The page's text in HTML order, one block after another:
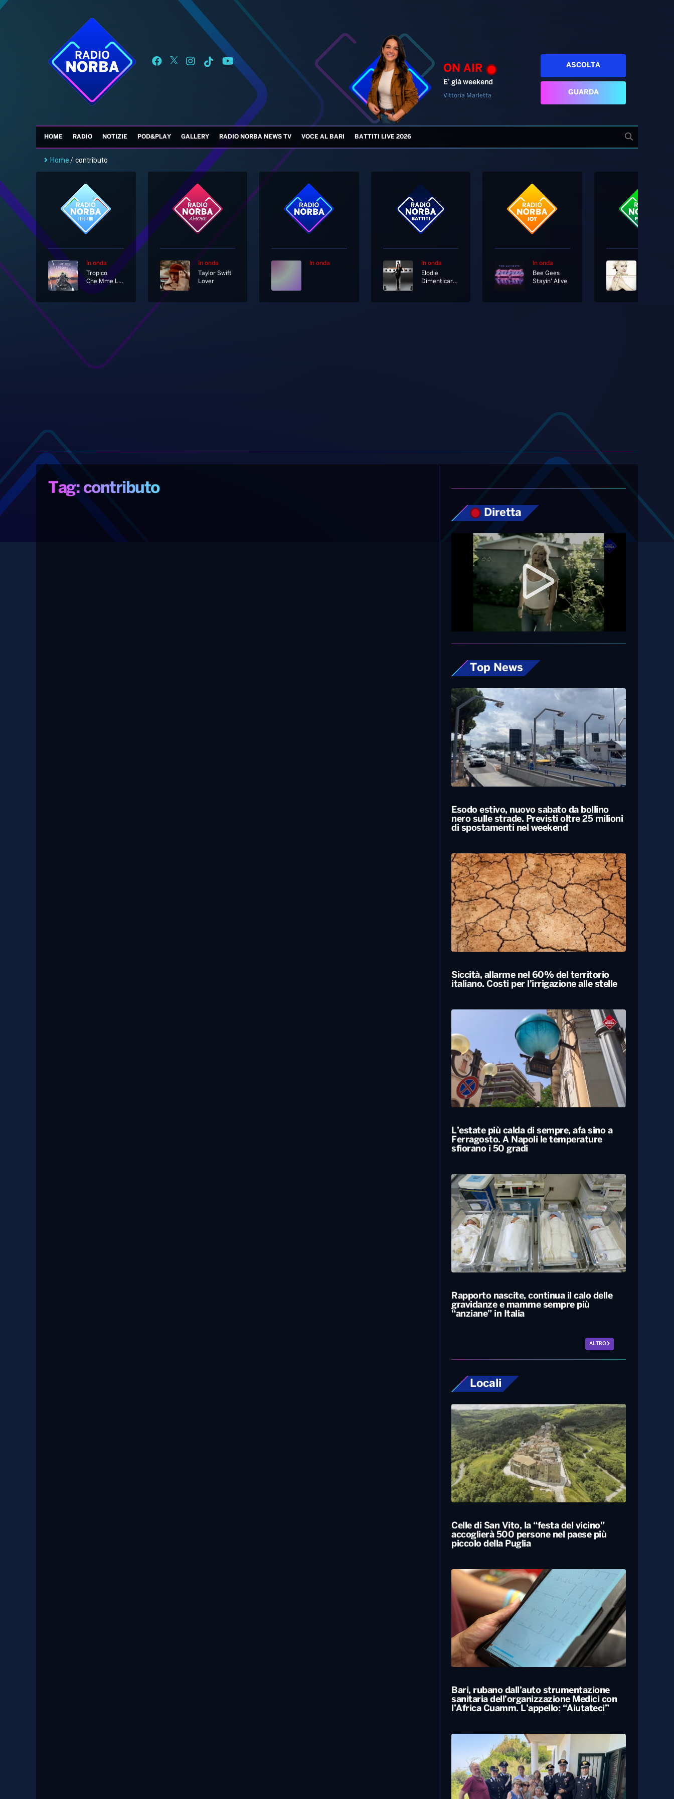
ON AIR
E’ già weekend
Vittoria Marletta
ASCOLTA
GUARDA
HOME RADIO NOTIZIE POD&PLAY GALLERY RADIO NORBA NEWS TV VOCE AL BARI BATTITI LIVE 2026
Home/ contributo
In onda
Tropico
Che Mme Lassat' A Fa
In onda
Taylor Swift
Lover
In onda
In onda
Elodie
Dimenticarsi Alle 7
In onda
Bee Gees
Stayin' Alive
Tag: contributo
Diretta
Top News
Esodo estivo, nuovo sabato da bollino
nero sulle strade. Previsti oltre 25 milioni
di spostamenti nel weekend
Siccità, allarme nel 60% del territorio
italiano. Costi per l’irrigazione alle stelle
L’estate più calda di sempre, afa sino a
Ferragosto. A Napoli le temperature
sfiorano i 50 gradi
Rapporto nascite, continua il calo delle
gravidanze e mamme sempre più
“anziane” in Italia
ALTRO
Locali
Celle di San Vito, la “festa del vicino”
accoglierà 500 persone nel paese più
piccolo della Puglia
Bari, rubano dall’auto strumentazione
sanitaria dell’organizzazione Medici con
l’Africa Cuamm. L’appello: “Aiutateci”